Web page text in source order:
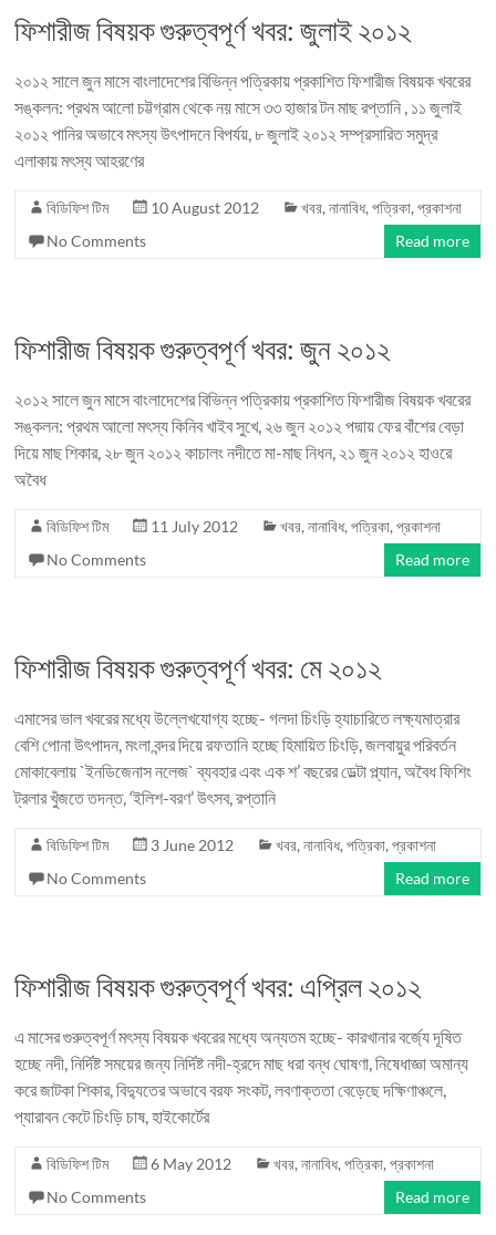
ফিশারীজ বিষয়ক গুরুত্বপূর্ণ খবর: জুলাই ২০১২
২০১২ সালে জুন মাসে বাংলাদেশের বিভিন্ন পত্রিকায় প্রকাশিত ফিশারীজ বিষয়ক খবরের
সঙ্কলন: প্রথম আলো চট্টগ্রাম থেকে নয় মাসে ৩৩ হাজার টন মাছ রপ্তানি , ১১ জুলাই
২০১২ পানির অভাবে মৎস্য উৎপাদনে বিপর্যয়, ৮ জুলাই ২০১২ সম্প্রসারিত সমুদ্র
এলাকায় মৎস্য আহরণের
বিডিফিশ টিম 10 August 2012 খবর,নানাবিধ,পত্রিকা,প্রকাশনা
No Comments
Read more
ফিশারীজ বিষয়ক গুরুত্বপূর্ণ খবর: জুন ২০১২
২০১২ সালে জুন মাসে বাংলাদেশের বিভিন্ন পত্রিকায় প্রকাশিত ফিশারীজ বিষয়ক খবরের
সঙ্কলন: প্রথম আলো মৎস্য কিনিব খাইব সুখে, ২৬ জুন ২০১২ পদ্মায় ফের বাঁশের বেড়া
দিয়ে মাছ শিকার, ২৮ জুন ২০১২ কাচালং নদীতে মা-মাছ নিধন, ২১ জুন ২০১২ হাওরে
অবৈধ
বিডিফিশ টিম 11 July 2012 খবর,নানাবিধ,পত্রিকা,প্রকাশনা
No Comments
Read more
ফিশারীজ বিষয়ক গুরুত্বপূর্ণ খবর: মে ২০১২
এমাসের ভাল খবরের মধ্যে উল্লেখযোগ্য হচ্ছে- গলদা চিংড়ি হ্যাচারিতে লক্ষ্যমাত্রার
বেশি পোনা উৎপাদন, মংলা বন্দর দিয়ে রফতানি হচ্ছে হিমায়িত চিংড়ি, জলবায়ুর পরিবর্তন
মোকাবেলায় `ইনডিজেনাস নলেজ` ব্যবহার এবং এক শ’ বছরের ডেল্টা প্ল্যান, অবৈধ ফিশিং
ট্রলার খুঁজতে তদন্ত, ‘ইলিশ-বরণ’ উৎসব, রপ্তানি
বিডিফিশ টিম 3 June 2012 খবর,নানাবিধ,পত্রিকা,প্রকাশনা
No Comments
Read more
ফিশারীজ বিষয়ক গুরুত্বপূর্ণ খবর: এপ্রিল ২০১২
এ মাসের গুরুত্বপূর্ণ মৎস্য বিষয়ক খবরের মধ্যে অন্যতম হচ্ছে- কারখানার বর্জ্যে দূষিত
হচ্ছে নদী, নির্দিষ্ট সময়ের জন্য নির্দিষ্ট নদী-হ্রদে মাছ ধরা বন্ধ ঘোষণা, নিষেধাজ্ঞা অমান্য
করে জাটকা শিকার, বিদ্যুতের অভাবে বরফ সংকট, লবণাক্ততা বেড়েছে দক্ষিণাঞ্চলে,
প্যারাবন কেটে চিংড়ি চাষ, হাইকোর্টের
বিডিফিশ টিম 6 May 2012 খবর,নানাবিধ,পত্রিকা,প্রকাশনা
No Comments
Read more